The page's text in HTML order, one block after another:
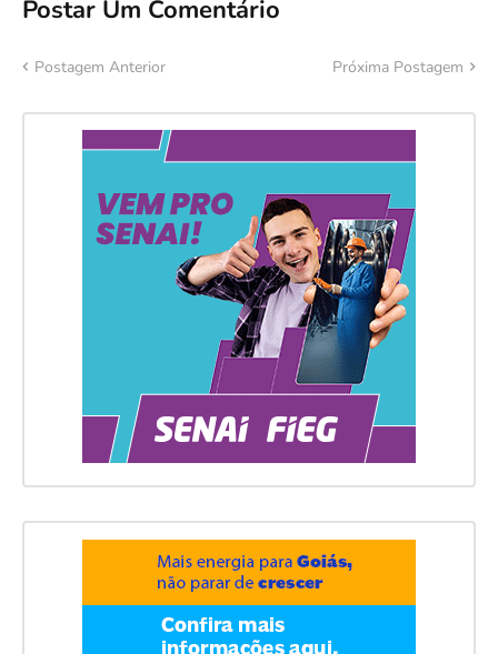
Postar Um Comentário
Postagem Anterior Próxima Postagem